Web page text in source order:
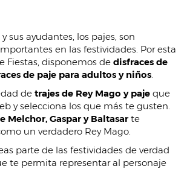
sus ayudantes, los pajes, son
en las festividades. Por esta
Fiestas, disponemos de disfraces de
de paje para adultos y niños.
de trajes de Rey Mago y paje que
y selecciona los que más te gusten.
Melchor, Gaspar y Baltasar te
un verdadero Rey Mago.
parte de las festividades de verdad
te permita representar al personaje